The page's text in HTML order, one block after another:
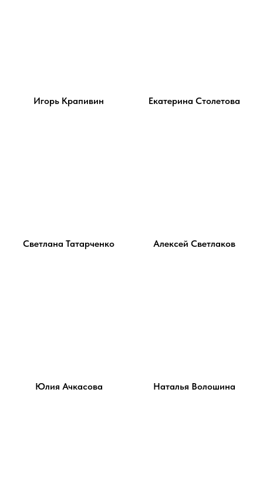
Игорь Крапивин Екатерина Столетова
Светлана Татарченко Алексей Светлаков
Юлия Ачкасова Наталья Волошина